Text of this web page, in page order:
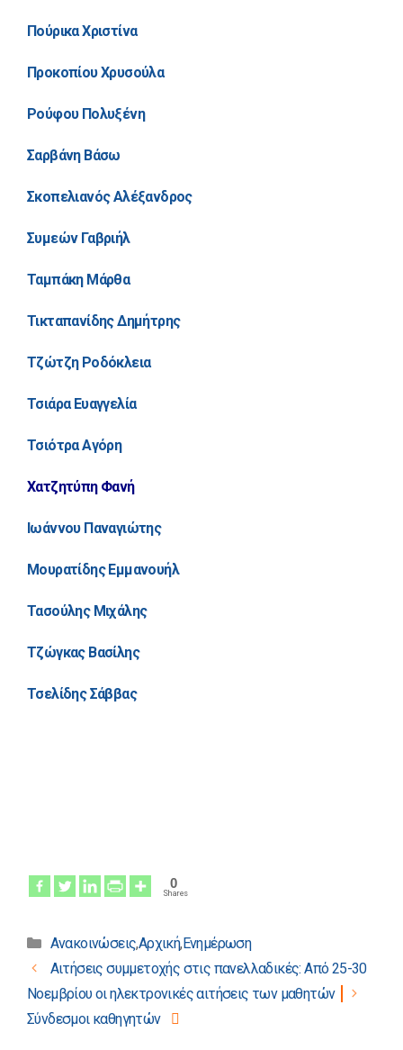
Πούρικα Χριστίνα
Προκοπίου Χρυσούλα
Ρούφου Πολυξένη
Σαρβάνη Βάσω
Σκοπελιανός Αλέξανδρος
Συμεών Γαβριήλ
Ταμπάκη Μάρθα
Τικταπανίδης Δημήτρης
Τζώτζη Ροδόκλεια
Τσιάρα Ευαγγελία
Τσιότρα Αγόρη
Χατζητύπη Φανή
Ιωάννου Παναγιώτης
Μουρατίδης Εμμανουήλ
Τασούλης Μιχάλης
Τζώγκας Βασίλης
Τσελίδης Σάββας
0
Shares
Κατηγορίες
Ανακοινώσεις,Αρχική,Ενημέρωση
Πλοήγηση
άρθρων
Αιτήσεις συμμετοχής στις πανελλαδικές: Από 25-30
Νοεμβρίου οι ηλεκτρονικές αιτήσεις των μαθητών
Σύνδεσμοι καθηγητών